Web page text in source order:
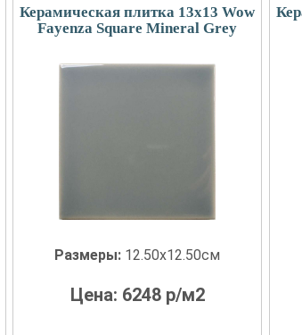
Керамическая плитка 13x13 Wow
Fayenza Square Mineral Grey
Размеры: 12.50x12.50см
Цена: 6248р/м2